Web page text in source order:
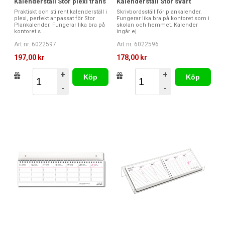
Praktiskt och stilrent kalenderställ i
plexi, perfekt anpassat för Stor
Plankalender. Fungerar lika bra på
kontoret s...
Art nr. 6022597
197,00 kr
+
-
Köp
Skrivbordsställ för plankalender.
Fungerar lika bra på kontoret som i
skolan och hemmet. Kalender
ingår ej.
Art nr. 6022596
178,00 kr
+
-
Köp